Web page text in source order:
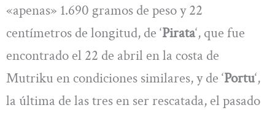
«apenas» 1.690 gramos de peso y 22
centímetros de longitud, de ‘Pirata‘, que fue
encontrado el 22 de abril en la costa de
Mutriku en condiciones similares, y de ‘Portu‘,
la última de las tres en ser rescatada, el pasado